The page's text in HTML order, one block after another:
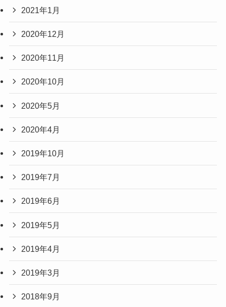
2021年1月
2020年12月
2020年11月
2020年10月
2020年5月
2020年4月
2019年10月
2019年7月
2019年6月
2019年5月
2019年4月
2019年3月
2018年9月